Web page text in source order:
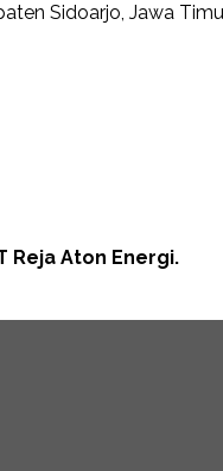
Sidoarjo, Jawa
Reja Aton Energi.